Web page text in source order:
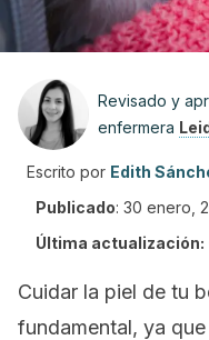
Revisado y
enfermera
Escrito por Edith
Publicado: 30 enero,
Última actualización:
Cuidar la piel de tu
fundamental, ya